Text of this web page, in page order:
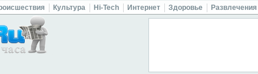
Культура Hi-Tech Интернет Здоровье Развлечения